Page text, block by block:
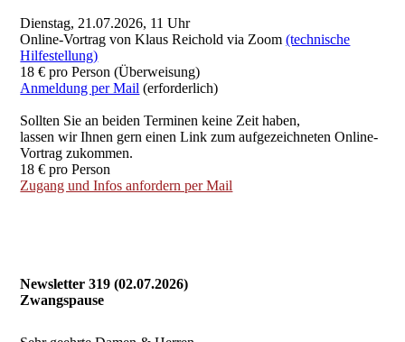
Dienstag, 21.07.2026, 11 Uhr
Online-Vortrag von Klaus Reichold via Zoom(technische
Hilfestellung)
18 € pro Person (Überweisung)
Anmeldung per Mail (erforderlich)
Sollten Sie an beiden Terminen keine Zeit haben,
lassen wir Ihnen gern einen Link zum aufgezeichneten Online-
Vortrag zukommen.
18 € pro Person
Zugang und Infos anfordern per Mail
Newsletter 319 (02.07.2026)
Zwangspause